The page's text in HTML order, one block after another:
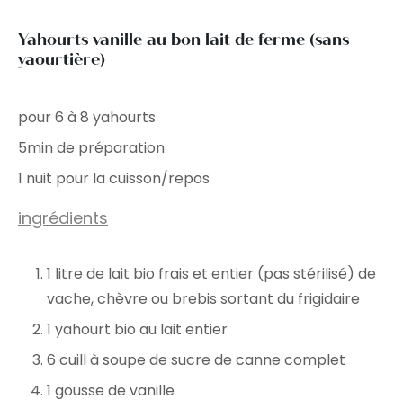
Yahourts vanille au bon lait de ferme (sans
yaourtière)
pour 6 à 8 yahourts
5min de préparation
1 nuit pour la cuisson/repos
ingrédients
1 litre de lait bio frais et entier (pas stérilisé) de
vache, chèvre ou brebis sortant du frigidaire
1 yahourt bio au lait entier
6 cuill à soupe de sucre de canne complet
1 gousse de vanille